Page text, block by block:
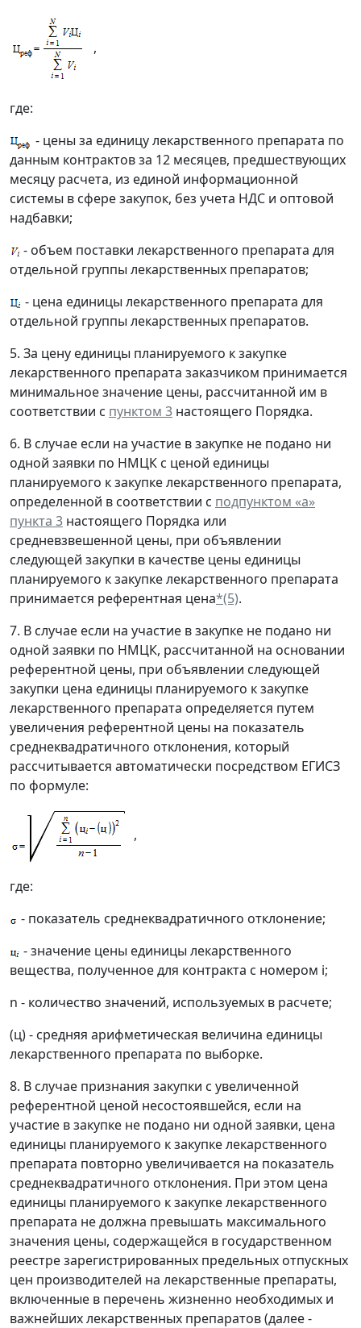
,
где:
- цены за единицу лекарственного препарата по
данным контрактов за 12 месяцев, предшествующих
месяцу расчета, из единой информационной
системы в сфере закупок, без учета НДС и оптовой
надбавки;
- объем поставки лекарственного препарата для
отдельной группы лекарственных препаратов;
- цена единицы лекарственного препарата для
отдельной группы лекарственных препаратов.
5. За цену единицы планируемого к закупке
лекарственного препарата заказчиком принимается
минимальное значение цены, рассчитанной им в
соответствии с пунктом 3 настоящего Порядка.
6. В случае если на участие в закупке не подано ни
одной заявки по НМЦК с ценой единицы
планируемого к закупке лекарственного препарата,
определенной в соответствии с подпунктом «а»
пункта 3 настоящего Порядка или
средневзвешенной цены, при объявлении
следующей закупки в качестве цены единицы
планируемого к закупке лекарственного препарата
принимается референтная цена*(5).
7. В случае если на участие в закупке не подано ни
одной заявки по НМЦК, рассчитанной на основании
референтной цены, при объявлении следующей
закупки цена единицы планируемого к закупке
лекарственного препарата определяется путем
увеличения референтной цены на показатель
среднеквадратичного отклонения, который
рассчитывается автоматически посредством ЕГИСЗ
по формуле:
,
где:
- показатель среднеквадратичного отклонение;
- значение цены единицы лекарственного
вещества, полученное для контракта с номером i;
n - количество значений, используемых в расчете;
(ц) - средняя арифметическая величина единицы
лекарственного препарата по выборке.
8. В случае признания закупки с увеличенной
референтной ценой несостоявшейся, если на
участие в закупке не подано ни одной заявки, цена
единицы планируемого к закупке лекарственного
препарата повторно увеличивается на показатель
среднеквадратичного отклонения. При этом цена
единицы планируемого к закупке лекарственного
препарата не должна превышать максимального
значения цены, содержащейся в государственном
реестре зарегистрированных предельных отпускных
цен производителей на лекарственные препараты,
включенные в перечень жизненно необходимых и
важнейших лекарственных препаратов (далее -